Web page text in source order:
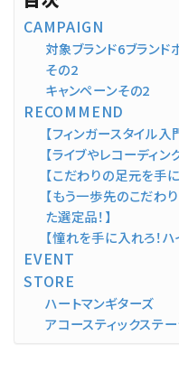
CAMPAIGN
対象ブランド6ブランド
その2
キャンペーンその2
RECOMMEND
【フィンガースタイル入
【ライブやレコーディン
【こだわりの足元を手
【もう一歩先のこだわ
た選定品！】
【憧れを手に入れろ！ハ
EVENT
STORE
ハートマンギターズ
アコースティックステー